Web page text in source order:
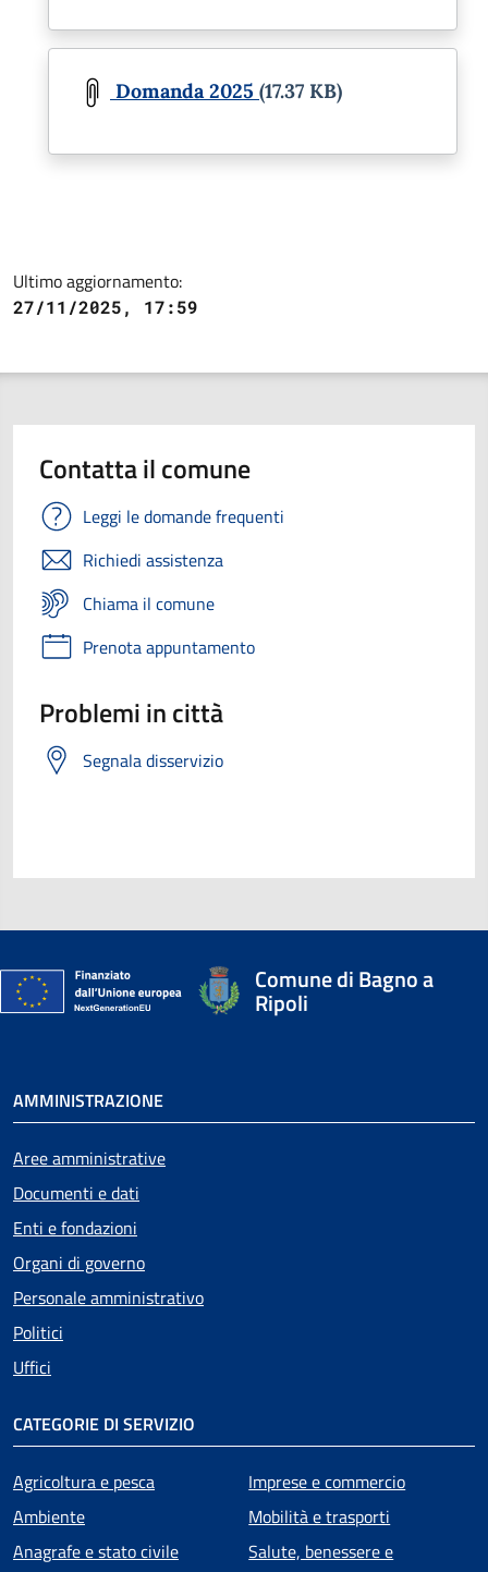
Domanda 2025 (17.37 KB)
Ultimo aggiornamento:
27/11/2025, 17:59
Contatta il comune
Leggi le domande frequenti
Richiedi assistenza
Chiama il comune
Prenota appuntamento
Problemi in città
Segnala disservizio
Comune di Bagno a
Ripoli
AMMINISTRAZIONE
Aree amministrative
Documenti e dati
Enti e fondazioni
Organi di governo
Personale amministrativo
Politici
Uffici
CATEGORIE DI SERVIZIO
Agricoltura e pesca
Ambiente
Anagrafe e stato civile
Imprese e commercio
Mobilità e trasporti
Salute, benessere e